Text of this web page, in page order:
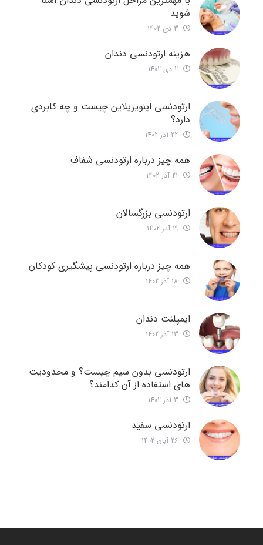
شوید
هزینه ارتودنسی دندان
ارتودنسی اینویزیلاین چیست و چه کابردی
دارد؟
همه چیز درباره ارتودنسی شفاف
ارتودنسی بزرگسالان
همه چیز درباره ارتودنسی پیشگیری کودکان
ایمپلنت دندان
ارتودنسی بدون سیم چیست؟ و محدودیت
های استفاده از آن کدامند؟
ارتودنسی سفید